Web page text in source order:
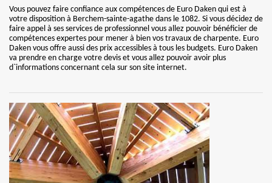
Vous pouvez faire confiance aux compétences de Euro Daken qui est à
votre disposition à Berchem-sainte-agathe dans le 1082. Si vous décidez de
faire appel à ses services de professionnel vous allez pouvoir bénéficier de
compétences expertes pour mener à bien vos travaux de charpente. Euro
Daken vous offre aussi des prix accessibles à tous les budgets. Euro Daken
va prendre en charge votre devis et vous allez pouvoir avoir plus
d`informations concernant cela sur son site internet.